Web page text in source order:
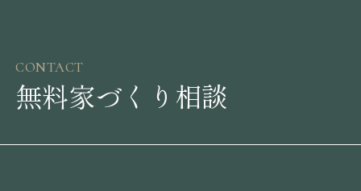
CONTACT
無料家づくり相談